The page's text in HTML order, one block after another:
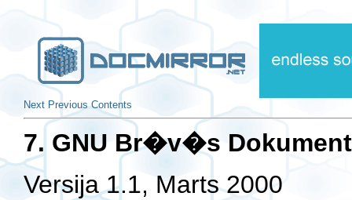
Next Previous Contents
7. GNU Br�v�s
Versija 1.1, Marts 2000